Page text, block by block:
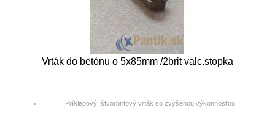
Vrták do betónu o 5x85mm /2brit valc.stopka
Príklepový, štvorbritový vrták so zvýšenou výkonnosťou